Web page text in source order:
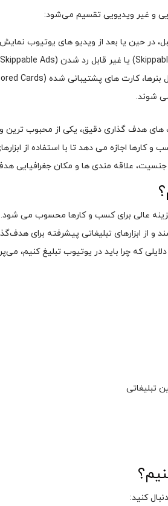
و غیر ویدیویی تقسیم می‌شود:
در حین یا بعد از ویدیو های یوتیوب
شوند.
های هدف ‌گذاری دقیق، یکی از محبوب ‌ترین و
کارها اجازه می ‌دهد تا با استفاده از
علاقه‌ مندی ‌ها و مکان جغرافیایی
عالی برای کسب ‌و کارها محسوب می‌
از ابزارهای تبلیغاتی پیشرفته برای
که چرا باید در یوتیوب تبلیغ کنیم،
تبلیغاتی
کنید: